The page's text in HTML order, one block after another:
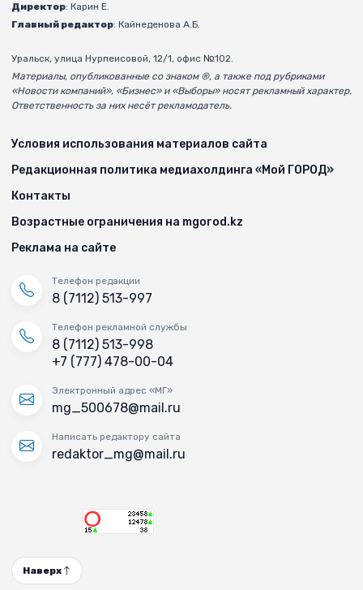
Директор: Карин Е.
Главный редактор: Кайнеденова А.Б.
Уральск, улица Нурпеисовой, 12/1, офис №102.
Материалы, опубликованные со знаком ®, а также под рубриками
«Новости компаний», «Бизнес» и «Выборы» носят рекламный характер.
Ответственность за них несёт рекламодатель.
Условия использования материалов сайта
Редакционная политика медиахолдинга «Мой ГОРОД»
Контакты
Возрастные ограничения на mgorod.kz
Реклама на сайте
Телефон редакции
8 (7112) 513-997
Телефон рекламной службы
8 (7112) 513-998
+7 (777) 478-00-04
Электронный адрес «МГ»
mg_500678@mail.ru
Написать редактору сайта
redaktor_mg@mail.ru
Наверх